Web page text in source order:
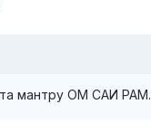
мантру ОМ САИ РАМ.